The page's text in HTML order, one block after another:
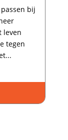
bij
leven
tegen